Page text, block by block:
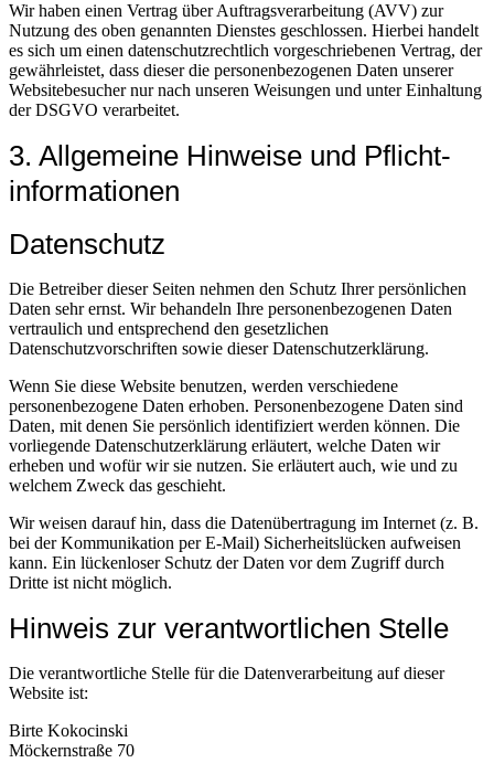
Wir haben einen Vertrag über Auftragsverarbeitung (AVV) zur
Nutzung des oben genannten Dienstes geschlossen. Hierbei handelt
es sich um einen datenschutzrechtlich vorgeschriebenen Vertrag, der
gewährleistet, dass dieser die personenbezogenen Daten unserer
Websitebesucher nur nach unseren Weisungen und unter Einhaltung
der DSGVO verarbeitet.
3. Allgemeine Hinweise und Pflicht­
informationen
Datenschutz
Die Betreiber dieser Seiten nehmen den Schutz Ihrer persönlichen
Daten sehr ernst. Wir behandeln Ihre personenbezogenen Daten
vertraulich und entsprechend den gesetzlichen
Datenschutzvorschriften sowie dieser Datenschutzerklärung.
Wenn Sie diese Website benutzen, werden verschiedene
personenbezogene Daten erhoben. Personenbezogene Daten sind
Daten, mit denen Sie persönlich identifiziert werden können. Die
vorliegende Datenschutzerklärung erläutert, welche Daten wir
erheben und wofür wir sie nutzen. Sie erläutert auch, wie und zu
welchem Zweck das geschieht.
Wir weisen darauf hin, dass die Datenübertragung im Internet (z. B.
bei der Kommunikation per E-Mail) Sicherheitslücken aufweisen
kann. Ein lückenloser Schutz der Daten vor dem Zugriff durch
Dritte ist nicht möglich.
Hinweis zur verantwortlichen Stelle
Die verantwortliche Stelle für die Datenverarbeitung auf dieser
Website ist:
Birte Kokocinski
Möckernstraße 70